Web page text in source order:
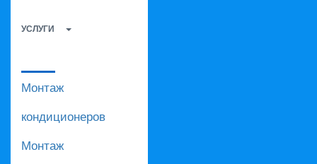
УСЛУГИ
Монтаж
кондиционеров
Монтаж